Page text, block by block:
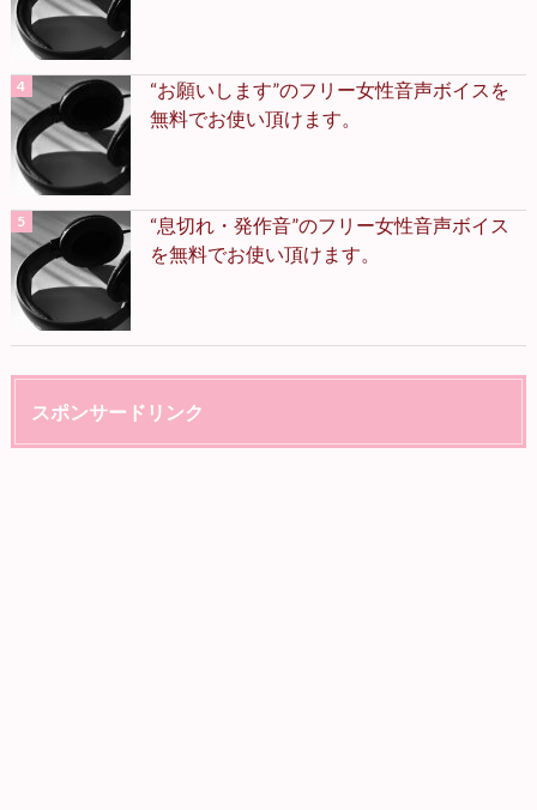
“お願いします”のフリー女性音声ボイスを
無料でお使い頂けます。
“息切れ・発作音”のフリー女性音声ボイス
を無料でお使い頂けます。
スポンサードリンク